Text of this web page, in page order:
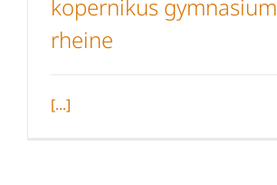
kopernikus gymnasium
rheine
[...]